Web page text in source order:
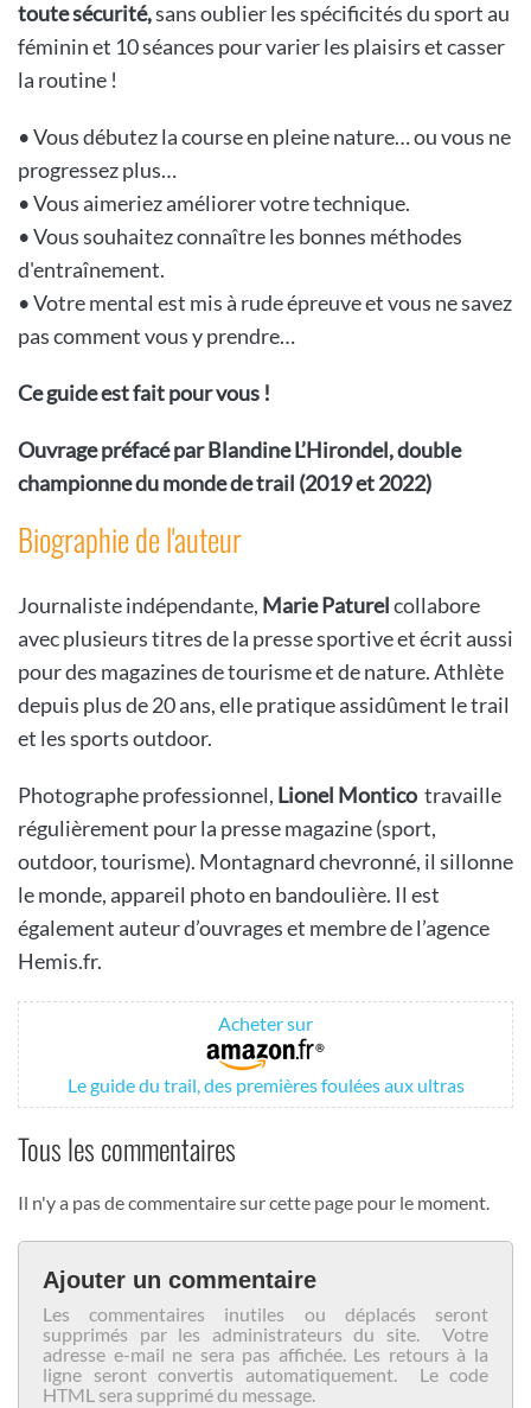
toute sécurité,sans oublier les spécificités du sport au
féminin et 10 séances pour varier les plaisirs et casser
la routine !
• Vous débutez la course en pleine nature… ou vous ne
progressez plus…
• Vous aimeriez améliorer votre technique.
• Vous souhaitez connaître les bonnes méthodes
d'entraînement.
• Votre mental est mis à rude épreuve et vous ne savez
pas comment vous y prendre…
Ce guide est fait pour vous !
Ouvrage préfacé par Blandine L’Hirondel, double
championne du monde de trail (2019 et 2022)
Biographie de l'auteur
Journaliste indépendante, Marie Paturelcollabore
avec plusieurs titres de la presse sportive et écrit aussi
pour des magazines de tourisme et de nature. Athlète
depuis plus de 20 ans, elle pratique assidûment le trail
et les sports outdoor.
Photographe professionnel, Lionel Montico travaille
régulièrement pour la presse magazine (sport,
outdoor, tourisme). Montagnard chevronné, il sillonne
le monde, appareil photo en bandoulière. Il est
également auteur d’ouvrages et membre de l’agence
Hemis.fr.
Acheter sur
Le guide du trail, des premières foulées aux ultras
Tous les commentaires
Il n'y a pas de commentaire sur cette page pour le moment.
Ajouter un commentaire
Les commentaires inutiles ou déplacés seront
supprimés par les administrateurs du site. Votre
adresse e-mail ne sera pas affichée. Les retours à la
ligne seront convertis automatiquement. Le code
HTML sera supprimé du message.